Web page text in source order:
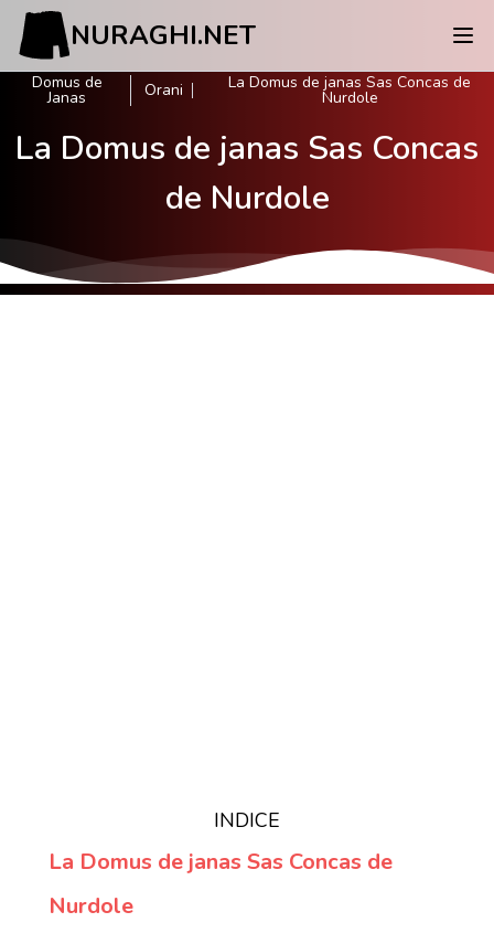
NURAGHI.NET
Domus de
Janas Orani La Domus de janas Sas Concas de
Nurdole
La Domus de janas Sas Concas
de Nurdole
INDICE
La Domus de janas Sas Concas de
Nurdole